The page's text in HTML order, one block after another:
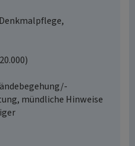
mündliche Hinweise